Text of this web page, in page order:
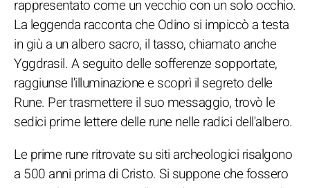
rappresentato come un vecchio con un solo occhio.
La leggenda racconta che Odino si impiccò a testa
in giù a un albero sacro, il tasso, chiamato anche
Yggdrasil. A seguito delle sofferenze sopportate,
raggiunse l'illuminazione e scoprì il segreto delle
Rune. Per trasmettere il suo messaggio, trovò le
sedici prime lettere delle rune nelle radici dell'albero.
Le prime rune ritrovate su siti archeologici risalgono
a 500 anni prima di Cristo. Si suppone che fossero